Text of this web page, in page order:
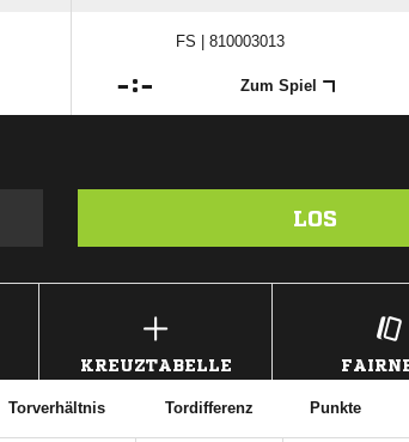
FS | 810003013
: Zum Spiel
LOS
KREUZTABELLE
Torverhältnis Tordifferenz Punkte